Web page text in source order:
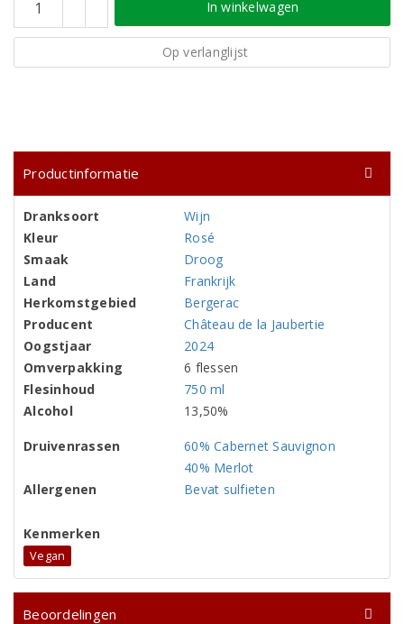
In winkelwagen
Op verlanglijst
Productinformatie
Dranksoort
Wijn
Kleur
Rosé
Smaak
Droog
Land
Frankrijk
Herkomstgebied
Bergerac
Producent
Château de la Jaubertie
Oogstjaar
2024
Omverpakking
6 flessen
Flesinhoud
750 ml
Alcohol
13,50%
Druivenrassen
60% Cabernet Sauvignon
40% Merlot
Allergenen
Bevat sulfieten
Kenmerken
Vegan
Beoordelingen